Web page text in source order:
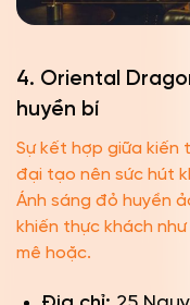
4. Oriental
huyền bí
Sự kết hợp giữa kiến
đại tạo nên sức hút
Ánh sáng đỏ huyền
khiến thực khách
mê hoặc.